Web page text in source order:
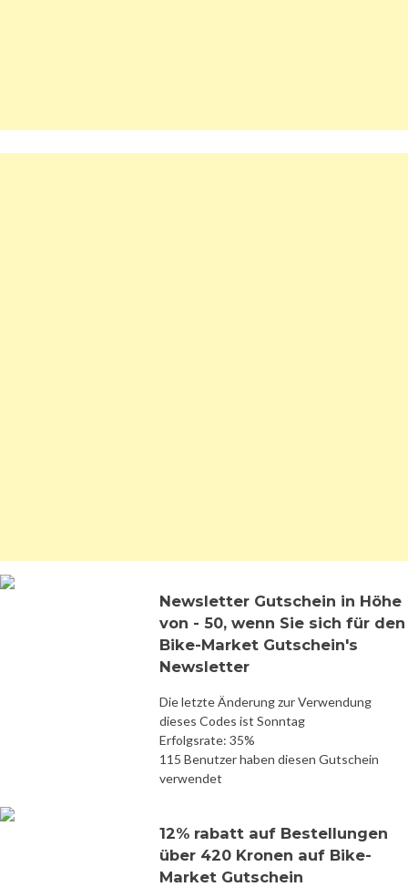
Newsletter Gutschein in Höhe
von - 50, wenn Sie sich für den
Bike-Market Gutschein's
Newsletter
Die letzte Änderung zur Verwendung
dieses Codes ist Sonntag
Erfolgsrate: 35%
115 Benutzer haben diesen Gutschein
verwendet
12% rabatt auf Bestellungen
über 420 Kronen auf Bike-
Market Gutschein